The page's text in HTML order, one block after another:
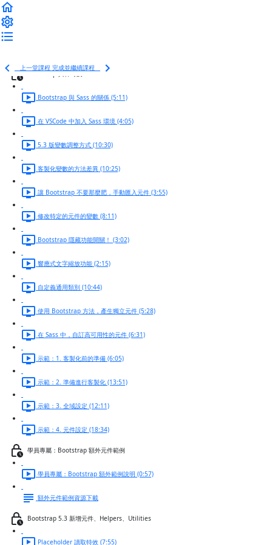
上一堂課程 完成並繼續課程
Bootstrap 與神奇的 Sass
Bootstrap 與 Sass 的關係 (5:11)
在 VSCode 中加入 Sass 環境 (4:05)
5.3 版變數調整方式 (10:30)
客製化變數的方法差異 (10:25)
讓 Bootstrap 不要那麼肥，手動匯入元件 (3:55)
修改特定的元件的變數 (8:11)
Bootstrap 隱藏功能開關！ (3:02)
響應式文字縮放功能 (2:15)
自定義通用類別 (10:44)
使用 Bootstrap 方法，產生獨立元件 (5:28)
在 Sass 中，自訂高可用性的元件 (6:31)
示範：1. 客製化前的準備 (6:05)
示範：2. 準備進行客製化 (13:51)
示範：3. 全域設定 (12:11)
示範：4. 元件設定 (18:34)
學員專屬：Bootstrap 額外元件範例
學員專屬：Bootstrap 額外範例說明 (0:57)
額外元件範例資源下載
Bootstrap 5.3 新增元件、Helpers、Utilities
Placeholder 讀取特效 (7:55)